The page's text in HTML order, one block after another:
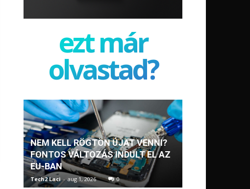
ezt már
olvastad?
NEM KELL RÖGTÖN ÚJAT VENNI?
FONTOS VÁLTOZÁS INDULT EL AZ
EU-BAN
Tech2 Laci - aug 1, 2026 0